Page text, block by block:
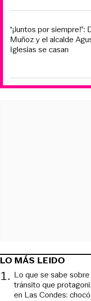
“¡Juntos por siempre!”:
Muñoz y el alcalde
Iglesias se casan
LO MÁS LEIDO
1. Lo que se sabe
tránsito que
en Las Condes: